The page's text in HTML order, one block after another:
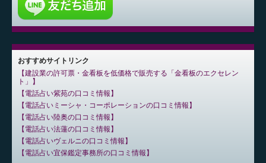
おすすめサイトリンク
建設業の許可票・金看板を低価格で販売する「金看板のエクセレン
ト」
電話占い紫苑の口コミ情報
電話占いミーシャ・コーポレーションの口コミ情報
電話占い陸奥の口コミ情報
電話占い法蓮の口コミ情報
電話占いヴェルニの口コミ情報
電話占い宜保鑑定事務所の口コミ情報